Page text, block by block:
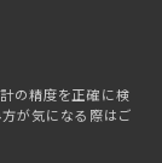
の精度を正確に検
方が気になる際はご